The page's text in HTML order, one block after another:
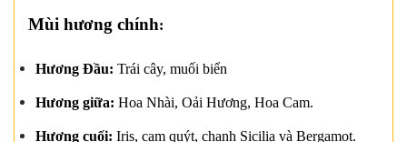
Mùi hương chính:
Hương Đầu: Trái cây, muối biển
Hương giữa: Hoa Nhài, Oải Hương, Hoa Cam.
Hương cuối: Iris, cam quýt, chanh Sicilia và Bergamot.